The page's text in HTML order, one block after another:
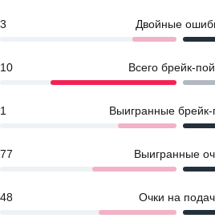
3 Двойные
10 Всего брейк-
1 Выигранные брейк-
77 Выигранные
48 Очки на